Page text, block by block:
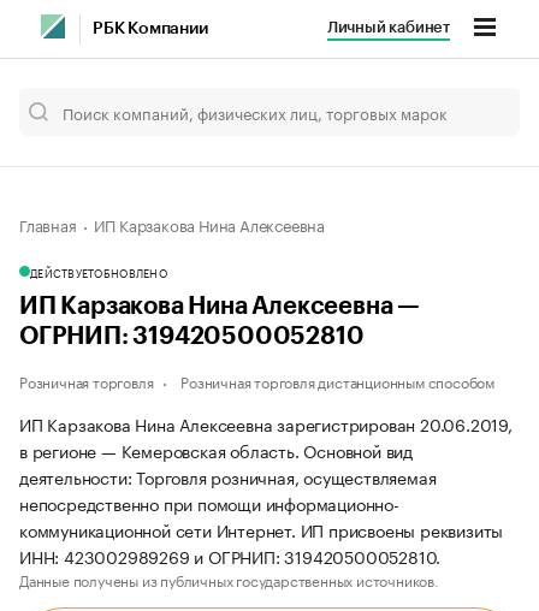
РБК Компании Личный кабинет
Главная ИП Карзакова Нина Алексеевна
ДЕЙСТВУЕТОБНОВЛЕНО
ИП Карзакова Нина Алексеевна —
ОГРНИП: 319420500052810
Розничная торговля Розничная торговля дистанционным способом
ИП Карзакова Нина Алексеевна зарегистрирован 20.06.2019,
в регионе — Кемеровская область. Основной вид
деятельности: Торговля розничная, осуществляемая
непосредственно при помощи информационно-
коммуникационной сети Интернет. ИП присвоены реквизиты
ИНН: 423002989269 и ОГРНИП: 319420500052810.
Данные получены из публичных государственных источников.